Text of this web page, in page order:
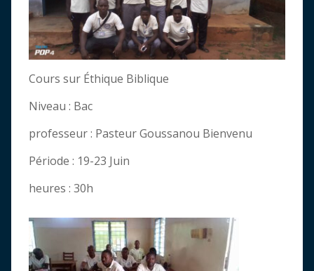
Cours sur Éthique Biblique
Niveau : Bac
professeur : Pasteur Goussanou Bienvenu
Période : 19-23 Juin
heures : 30h